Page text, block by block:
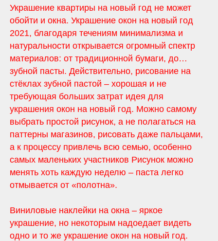
Украшение квартиры на новый год не может
обойти и окна. Украшение окон на новый год
2021, благодаря течениям минимализма и
натуральности открывается огромный спектр
материалов: от традиционной бумаги, до…
зубной пасты. Действительно, рисование на
стёклах зубной пастой – хорошая и не
требующая больших затрат идея для
украшения окон на новый год. Можно самому
выбрать простой рисунок, а не полагаться на
паттерны магазинов, рисовать даже пальцами,
а к процессу привлечь всю семью, особенно
самых маленьких участников Рисунок можно
менять хоть каждую неделю – паста легко
отмывается от «полотна».
Виниловые наклейки на окна – яркое
украшение, но некоторым надоедает видеть
одно и то же украшение окон на новый год.